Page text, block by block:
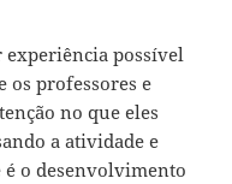
experiência possível
os professores e
no que eles
a atividade e
o desenvolvimento